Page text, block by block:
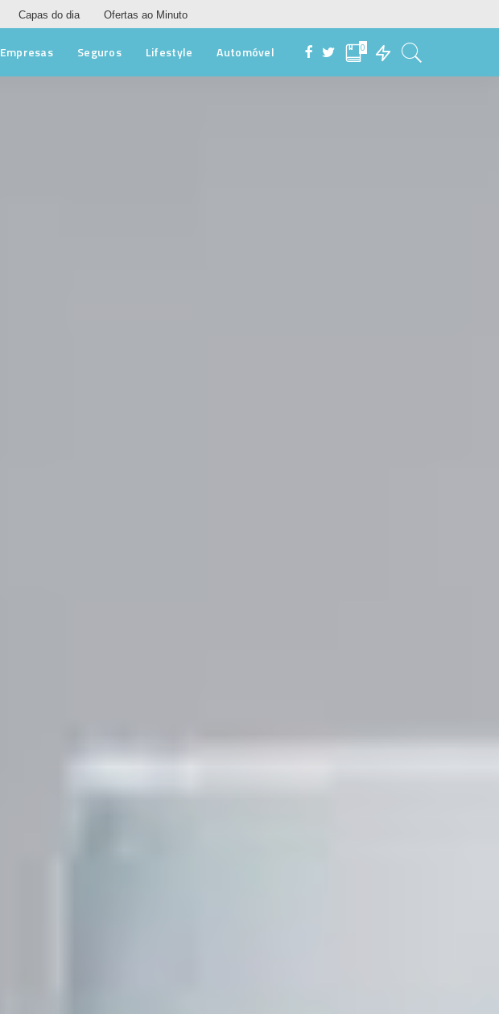
Capas do dia Ofertas ao Minuto
Empresas Seguros Lifestyle Automóvel 0